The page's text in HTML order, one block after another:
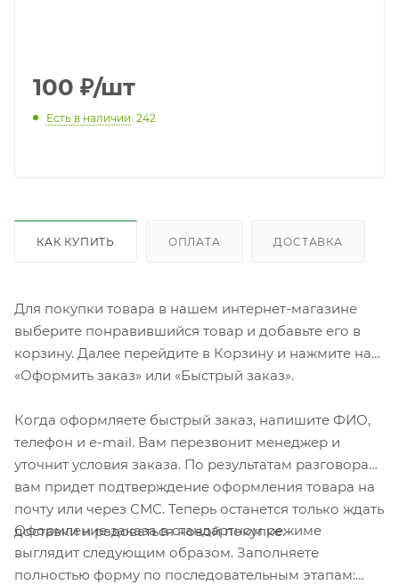
100 ₽/шт
Есть в наличии: 242
КАК КУПИТЬ ОПЛАТА ДОСТАВКА
Для покупки товара в нашем интернет-магазине
выберите понравившийся товар и добавьте его в
корзину. Далее перейдите в Корзину и нажмите на
«Оформить заказ» или «Быстрый заказ».
Когда оформляете быстрый заказ, напишите ФИО,
телефон и e-mail. Вам перезвонит менеджер и
уточнит условия заказа. По результатам разговора
вам придет подтверждение оформления товара на
почту или через СМС. Теперь останется только ждать
доставки и радоваться новой покупке.
Оформление заказа в стандартном режиме
выглядит следующим образом. Заполняете
полностью форму по последовательным этапам: